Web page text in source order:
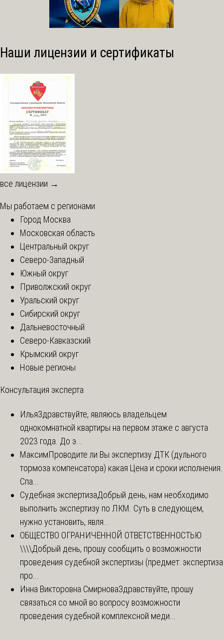
Наши лицензии и сертификаты
все лицензии →
Мы работаем с регионами
Город Москва
Московская область
Центральный округ
Северо-Западный
Южный округ
Приволжский округ
Уральский округ
Сибирский округ
Дальневосточный
Северо-Кавказский
Крымский округ
Новые регионы
Консультация эксперта
ИльяЗдравствуйте, являюсь владельцем
однокомнатной квартиры на первом этаже с августа
2023 года. До э...
МаксимПроводите ли Вы экспертизу ДТК (дульного
тормоза компенсатора) какая Цена и сроки исполнения.
Спа...
Судебная экспертизаДобрый день, нам необходимо
выполнить экспертизу по ЛКМ. Суть в следующем,
нужно установить, явля...
ОБЩЕСТВО ОГРАНИЧЕННОЙ ОТВЕТСТВЕННОСТЬЮ
\\\\Добрый день, прошу сообщить о возможности
проведения судебной экспертизы (предмет: экспертиза
про...
Инна Викторовна СмирноваЗдравствуйте, прошу
связаться со мной во вопросу возможности
проведения судебной комплексной меди...